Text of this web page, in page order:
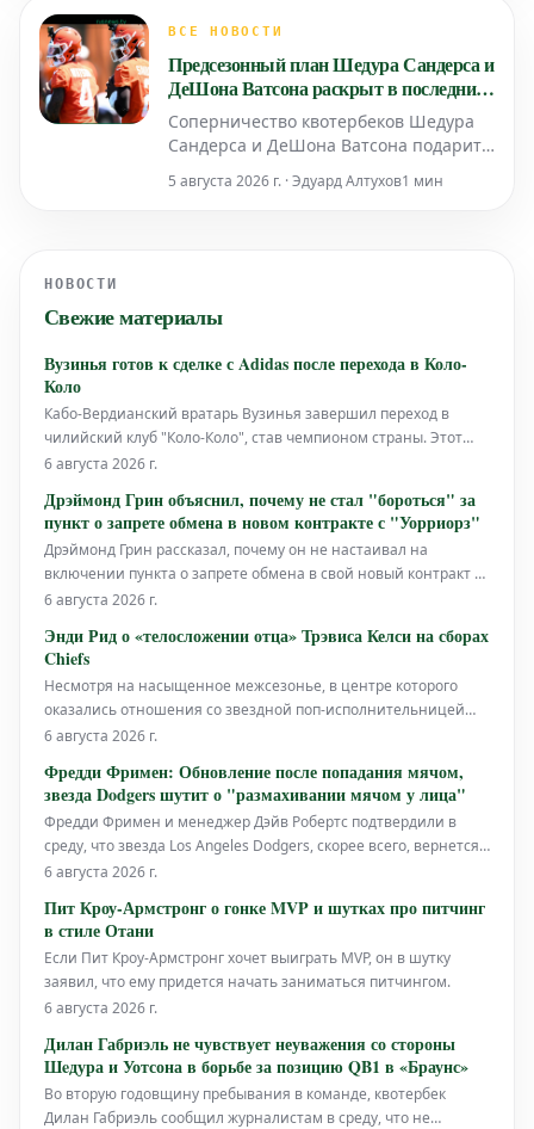
ВСЕ НОВОСТИ
Предсезонный план Шедура Сандерса и
ДеШона Ватсона раскрыт в последних
слухах НФЛ о борьбе за позицию
квотербека в "Браунс"
Соперничество квотербеков Шедура
Сандерса и ДеШона Ватсона подарит
интересное зрелище в предсезонный
5 августа 2026 г. · Эдуард Алтухов1 мин
НОВОСТИ
Свежие материалы
Вузинья готов к сделке с Adidas после перехода в Коло-
Коло
Кабо-Вердианский вратарь Вузинья завершил переход в
чилийский клуб "Коло-Коло", став чемпионом страны. Этот
трансфер последовал за его выдающимися выступлениями
внимание своим мастерством. Ожидается, что вслед за этим
достижением Вузинья подпи
6 августа 2026 г.
Дрэймонд Грин объяснил, почему не стал "бороться" за
пункт о запрете обмена в новом контракте с "Уорриорз"
Дрэймонд Грин рассказал, почему он не настаивал на
включении пункта о запрете обмена в свой новый контракт с
командой "Голден Стэйт Уорриорз". Баскетболист, который
многих лет, недавно подписал новый контракт с клубом. В
ходе обсуждений кон
6 августа 2026 г.
Энди Рид о «телосложении отца» Трэвиса Келси на сборах
Chiefs
Несмотря на насыщенное межсезонье, в центре которого
оказались отношения со звездной поп-исполнительницей
Тейлор Свифт, у звезды тайт-эндов Канзас-Сити Чифс Трэвиса
бы помешали ему показать хорошую форму на
тренировочных сборах команды.
6 августа 2026 г.
Фредди Фримен: Обновление после попадания мячом,
звезда Dodgers шутит о "размахивании мячом у лица"
Фредди Фримен и менеджер Дэйв Робертс подтвердили в
среду, что звезда Los Angeles Dodgers, скорее всего, вернется
в состав в пятницу. Это произошло после того, как он получил
поражения от Chicago Cubs со счетом 7-6.
6 августа 2026 г.
Пит Кроу-Армстронг о гонке MVP и шутках про питчинг
в стиле Отани
Если Пит Кроу-Армстронг хочет выиграть MVP, он в шутку
заявил, что ему придется начать заниматься питчингом.
6 августа 2026 г.
Дилан Габриэль не чувствует неуважения со стороны
Шeдура и Уотсона в борьбе за позицию QB1 в «Браунс»
Во вторую годовщину пребывания в команде, квотербек
Дилан Габриэль сообщил журналистам в среду, что не